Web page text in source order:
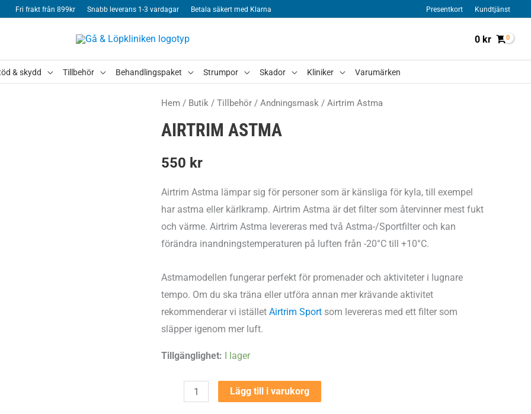
Fri frakt från 899kr Snabb leverans 1-3 vardagar Betala säkert med Klarna Presentkort Kundtjänst
0 kr
& skydd Tillbehör Behandlingspaket Strumpor Skador Kliniker Varumärken
Hem / Butik / Tillbehör / Andningsmask / Airtrim Astma
AIRTRIM ASTMA
550 kr
Airtrim Astma lämpar sig för personer som är känsliga för kyla, till exempel
har astma eller kärlkramp. Airtrim Astma är det filter som återvinner mest fukt
och värme. Airtrim Astma levereras med två Astma-/Sportfilter och kan
förändra inandningstemperaturen på luften från -20°C till +10°C.
Astmamodellen fungerar perfekt för promenader och aktiviteter i lugnare
tempo. Om du ska träna eller utföra annan mer krävande aktivitet
rekommenderar vi istället Airtrim Sport som levereras med ett filter som
släpper igenom mer luft.
Tillgänglighet: I lager
Astma
Lägg till i varukorg